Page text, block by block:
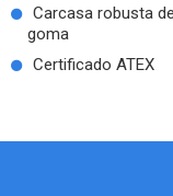
Carcasa robusta
goma
Certificado ATEX